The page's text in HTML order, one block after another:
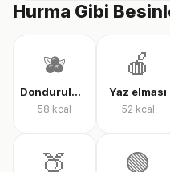
Hurma Gibi
🫐
Dondurulmuş karışık meyve
58 kcal
🍎
Yaz elması
52 kcal
🍑 🟢